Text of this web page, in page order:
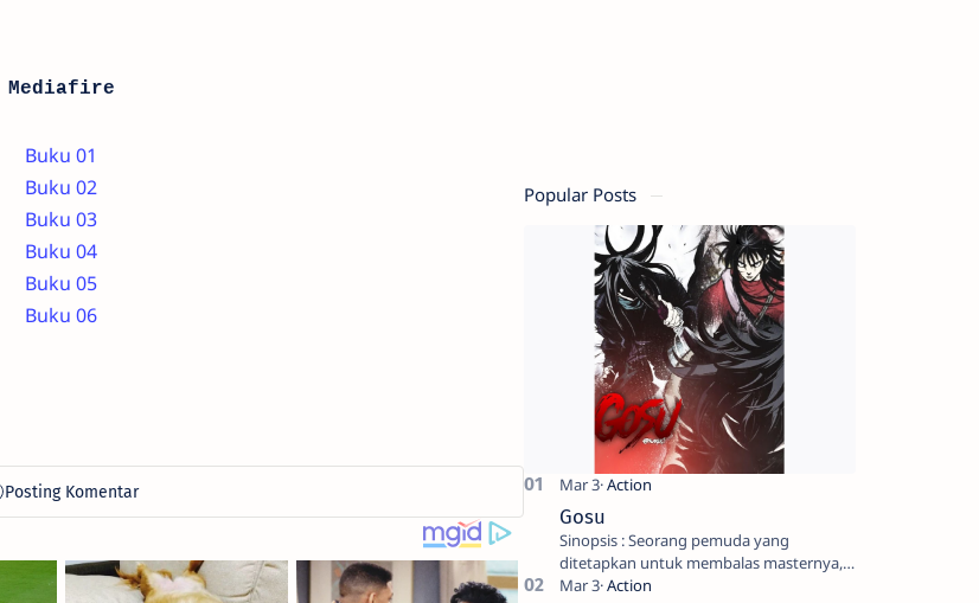
Mediafire
Buku 01
Buku 02
Buku 03
Buku 04
Buku 05
Buku 06
Popular Posts
Gosu
Sinopsis : Seorang pemuda yang
ditetapkan untuk membalas masternya,
seorang seniman bela diri kuat sekali